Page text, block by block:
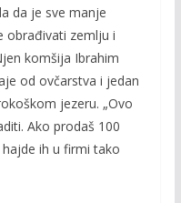
da je sve manje
obrađivati zemlju i
komšija Ibrahim
od ovčarstva i jedan
jezeru. „Ovo
Ako prodaš 100
ih u firmi tako